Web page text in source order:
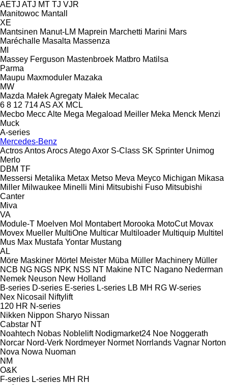
AETJ ATJ MT TJ VJR
Manitowoc Mantall
XE
Mantsinen Manut-LM Maprein Marchetti Marini Mars
Maréchalle Masalta Massenza
MI
Massey Ferguson Mastenbroek Matbro Matilsa
Parma
Maupu Maxmoduler Mazaka
MW
Mazda Małek Agregaty Małek Mecalac
6 8 12 714AS AX MCL
Mecbo Mecc Alte Mega Megaload Meiller Meka Menck Menzi
Muck
A-series
Mercedes-Benz
ActrosAntosArocsAtegoAxor S-Class SK Sprinter Unimog
Merlo
DBM TF
Messersi Metalika Metax Metso Meva Meyco Michigan Mikasa
Miller Milwaukee Minelli Mini Mitsubishi Fuso Mitsubishi
Canter
Miva
VA
Module-T Moelven Mol Montabert Morooka MotoCut Movax
Movex Mueller MultiOne Multicar Multiloader Multiquip Multitel
Mus Max Mustafa Yontar Mustang
AL
Möre Maskiner Mörtel Meister Müba Müller Machinery Müller
NCB NG NGS NPK NSS NT Makine NTC Nagano Nederman
Nemek Neuson New Holland
B-series D-series E-series L-series LB MH RG W-series
Nex Nicosail
Niftylift
120 HR N-series
Nikken Nippon Sharyo Nissan
Cabstar NT
Noahtech Nobas Noblelift Nodigmarket24 Noe Noggerath
Norcar Nord-Verk Nordmeyer Normet Norrlands Vagnar Norton
Nova Nowa Nuoman
NM
O&K
F-series L-series MH RH